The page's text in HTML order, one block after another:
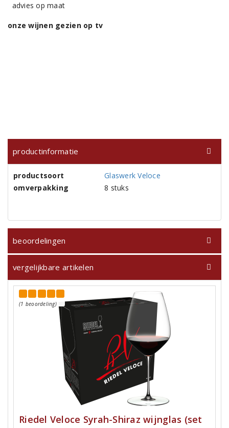
advies op maat
onze wijnen gezien op tv
productinformatie
productsoort
Glaswerk Veloce
omverpakking
8 stuks
beoordelingen
vergelijkbare artikelen
(1 beoordeling)
Riedel Veloce Syrah-Shiraz wijnglas (set